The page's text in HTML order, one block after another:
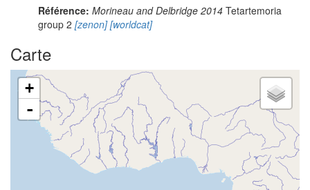
Référence: Morineau and Delbridge 2014 Tetartemoria
group 2 [zenon][worldcat]
Carte
+
-